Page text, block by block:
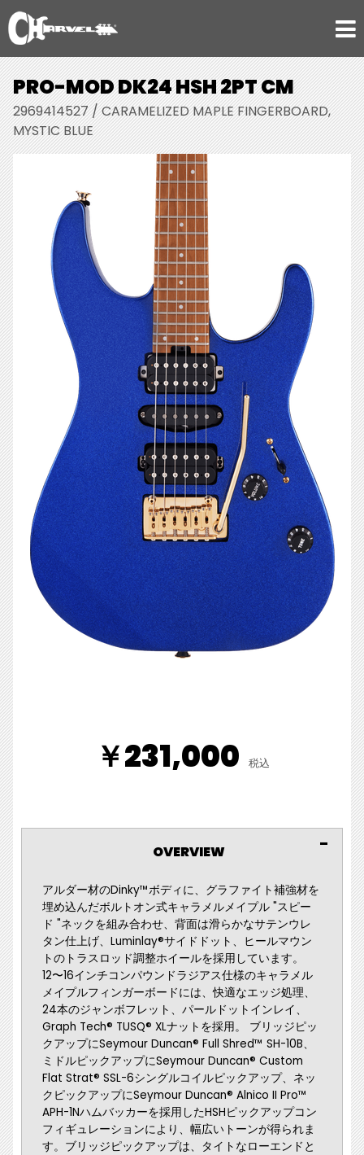
PRO-MOD DK24 HSH 2PT CM
2969414527 / CARAMELIZED MAPLE FINGERBOARD,
MYSTIC BLUE
￥231,000 税込
OVERVIEW
アルダー材のDinky™ボディに、グラファイト補強材を
埋め込んだボルトオン式キャラメルメイプル "スピー
ド "ネックを組み合わせ、背面は滑らかなサテンウレ
タン仕上げ、Luminlay®サイドドット、ヒールマウン
トのトラスロッド調整ホイールを採用しています。
12〜16インチコンパウンドラジアス仕様のキャラメル
メイプルフィンガーボードには、快適なエッジ処理、
24本のジャンボフレット、パールドットインレイ、
Graph Tech® TUSQ® XLナットを採用。 ブリッジピッ
クアップにSeymour Duncan® Full Shred™ SH-10B、
ミドルピックアップにSeymour Duncan® Custom
Flat Strat® SSL-6シングルコイルピックアップ、ネッ
クピックアップにSeymour Duncan® Alnico II Pro™
APH-1Nハムバッカーを採用したHSHピックアップコン
フィギュレーションにより、幅広いトーンが得られま
す。ブリッジピックアップは、タイトなローエンドと